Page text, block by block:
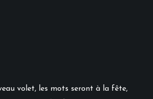
volet, les mots seront à la fête,